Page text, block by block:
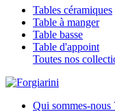
Tables céramiques
Table à manger
Table basse
Table d'appoint
Toutes nos
Qui sommes-nous